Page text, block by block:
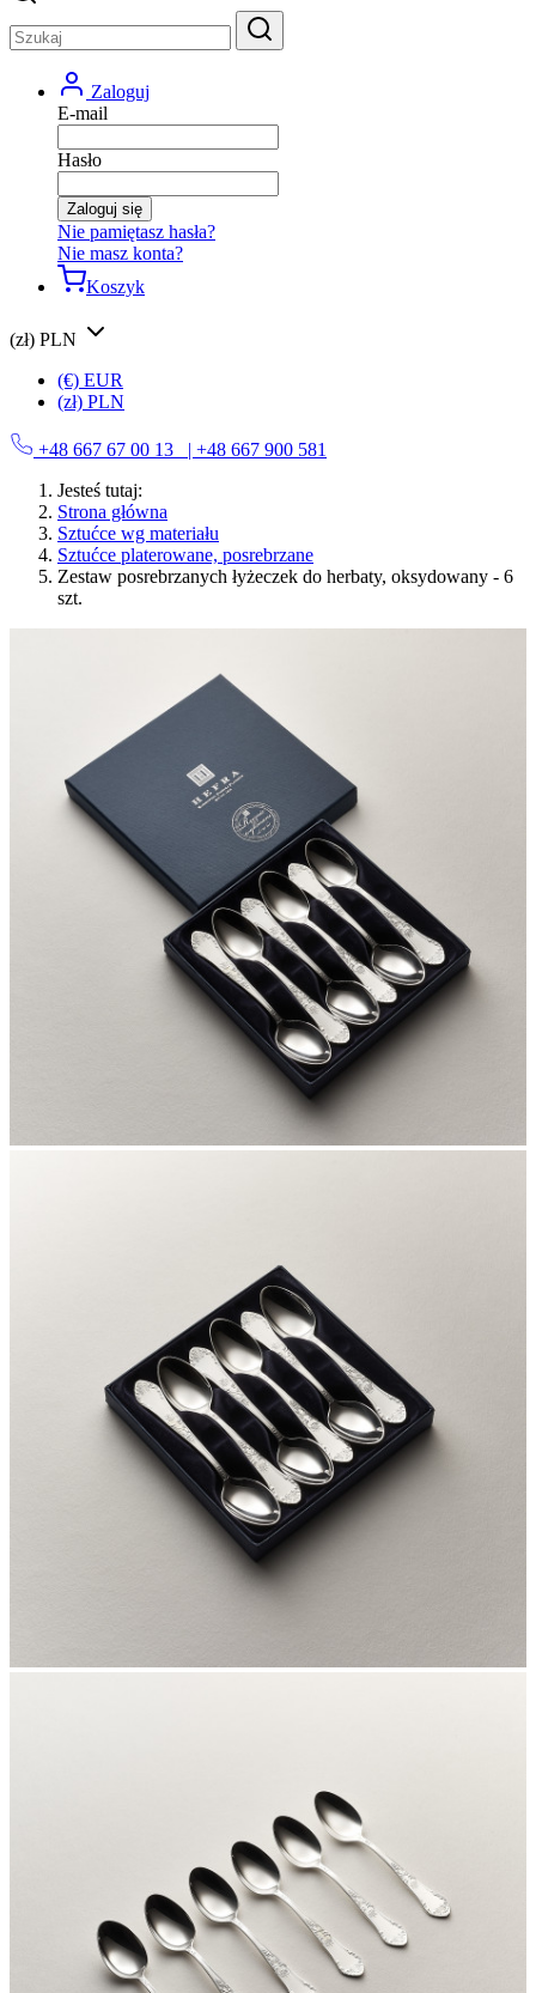
Zaloguj
E-mail
Hasło
Zaloguj się
Nie pamiętasz hasła?
Nie masz konta?
Koszyk
(zł) PLN
(€) EUR
(zł) PLN
+48 667 67 00 13
| +48 667 900 581
Jesteś tutaj:
Strona główna
Sztućce wg materiału
Sztućce platerowane, posrebrzane
Zestaw posrebrzanych łyżeczek do herbaty, oksydowany - 6
szt.